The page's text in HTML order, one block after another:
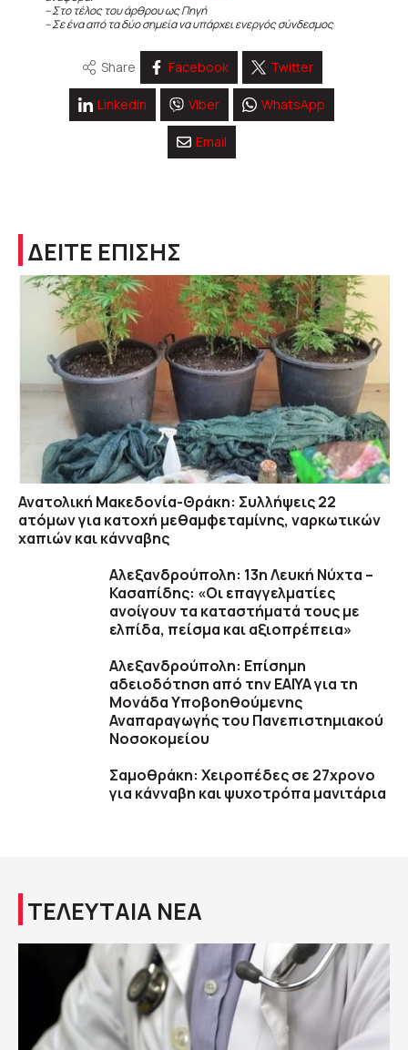
– Στο τέλος του άρθρου ως Πηγή
– Σε ένα από τα δύο σημεία να υπάρχει ενεργός σύνδεσμος
Share Facebook Twitter
Linkedin Viber WhatsApp
Email
ΔΕΙΤΕ ΕΠΙΣΗΣ
Ανατολική Μακεδονία-Θράκη: Συλλήψεις 22
ατόμων για κατοχή μεθαμφεταμίνης, ναρκωτικών
χαπιών και κάνναβης
Αλεξανδρούπολη: 13η Λευκή Νύχτα –
Κασαπίδης: «Οι επαγγελματίες
ανοίγουν τα καταστήματά τους με
ελπίδα, πείσμα και αξιοπρέπεια»
Αλεξανδρούπολη: Επίσημη
αδειοδότηση από την ΕΑΙΥΑ για τη
Μονάδα Υποβοηθούμενης
Αναπαραγωγής του Πανεπιστημιακού
Νοσοκομείου
Σαμοθράκη: Χειροπέδες σε 27χρονο
για κάνναβη και ψυχοτρόπα μανιτάρια
ΤΕΛΕΥΤΑΙΑ ΝΕΑ